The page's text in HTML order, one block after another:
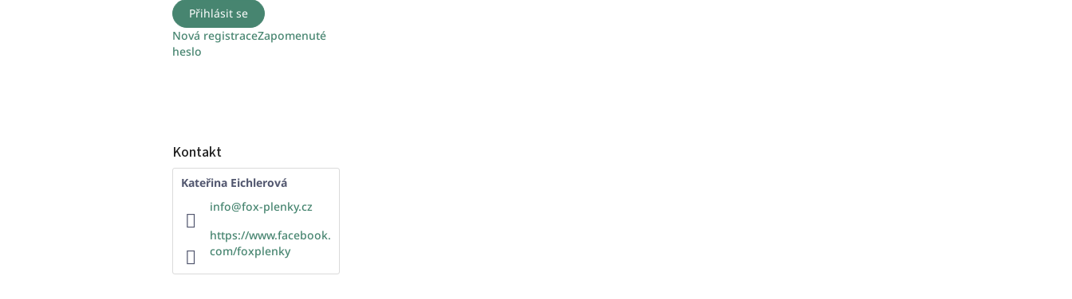
Přihlásit se
Nová registraceZapomenuté
heslo
Kontakt
Kateřina Eichlerová
info@fox-plenky.cz
https://www.facebook.
com/foxplenky